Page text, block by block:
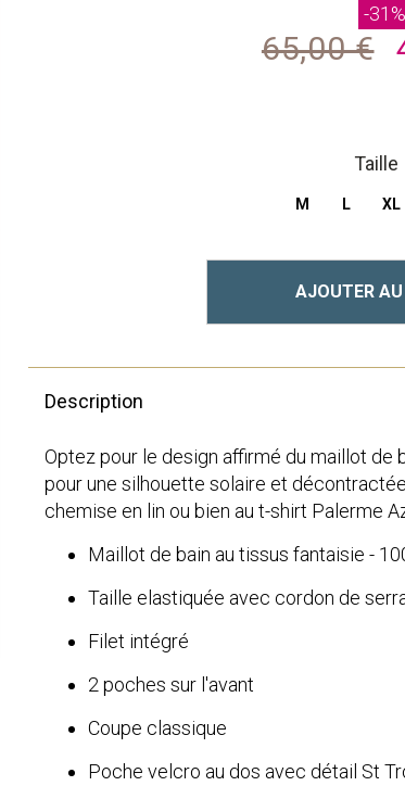
65,00 €
-31%
Taille
M L XL
AJOUTER
Description
Optez pour le design affirmé du maillot de
pour une silhouette solaire et
chemise en lin ou bien au t-shirt Palerme
Maillot de bain au tissus fantaisie -
Taille elastiquée avec cordon de
Filet intégré
2 poches sur l'avant
Coupe classique
Poche velcro au dos avec détail St